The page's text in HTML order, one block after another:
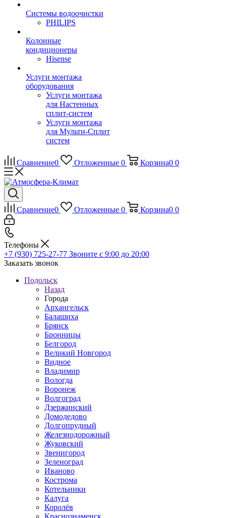
Системы водоочистки
PHILIPS
Колонные
кондиционеры
Hisense
Услуги монтажа
оборудования
Услуги монтажа
для Настенных
сплит-систем
Услуги монтажа
для Мульти-Сплит
систем
Сравнение0 Отложенные 0 Корзина0 0
Сравнение0 Отложенные 0 Корзина0 0
Телефоны
+7 (930) 725-27-77 Звоните с 9:00 до 20:00
Заказать звонок
Подольск
Назад
Города
Архангельск
Балашиха
Брянск
Бронницы
Белгород
Великий Новгород
Видное
Владимир
Вологда
Воронеж
Волгоград
Дзержинский
Домодедово
Долгопрудный
Железнодорожный
Жуковский
Звенигород
Зеленоград
Иваново
Кострома
Котельники
Калуга
Королёв
Краснознаменск